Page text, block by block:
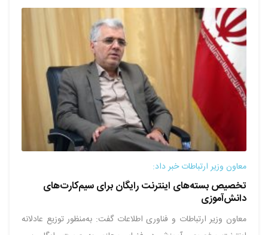
معاون وزیر ارتباطات خبر داد:
تخصیص بسته‌های اینترنت رایگان برای سیم‌کارت‌های
دانش‌آموزی
معاون وزیر ارتباطات و فناوری اطلاعات گفت: به‌منظور توزیع عادلانه